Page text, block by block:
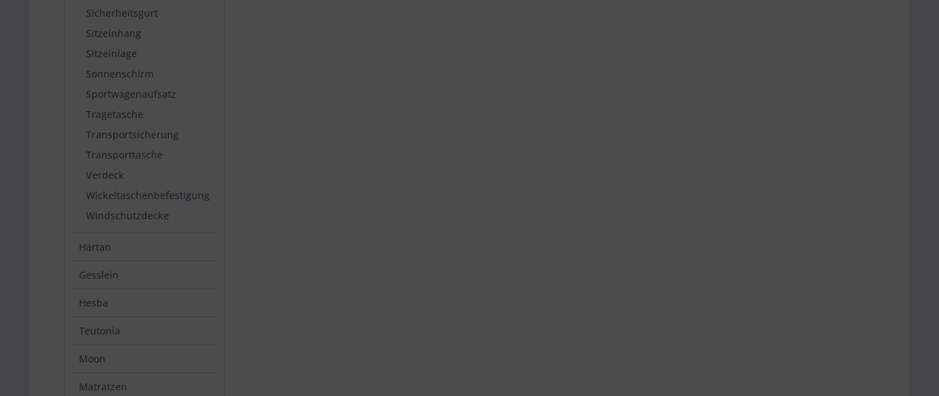
Sicherheitsgurt
Sitzeinhang
Sitzeinlage
Sonnenschirm
Sportwagenaufsatz
Tragetasche
Transportsicherung
Transporttasche
Verdeck
Wickeltaschenbefestigung
Windschutzdecke
Hartan
Gesslein
Hesba
Teutonia
Moon
Matratzen